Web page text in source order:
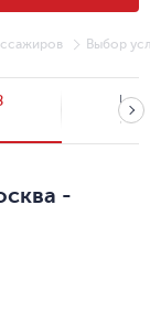
Выбор
Пн,
от
-